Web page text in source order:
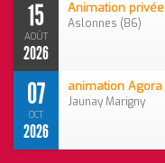
15
AOÛT
2026
Animation privée
Aslonnes (86)
07
OCT
2026
animation Agora
Jaunay Marigny